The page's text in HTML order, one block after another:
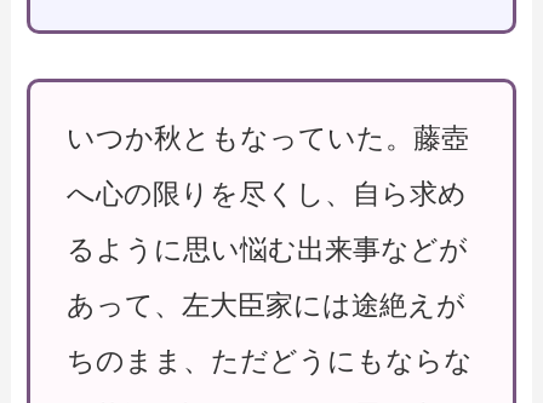
いつか秋ともなっていた。藤壺
へ心の限りを尽くし、自ら求め
るように思い悩む出来事などが
あって、左大臣家には途絶えが
ちのまま、ただどうにもならな